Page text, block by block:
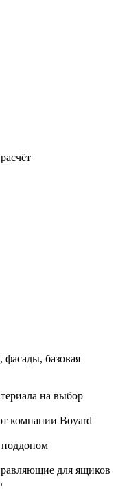
фасады, базовая
на выбор
компании Boyard
для ящиков